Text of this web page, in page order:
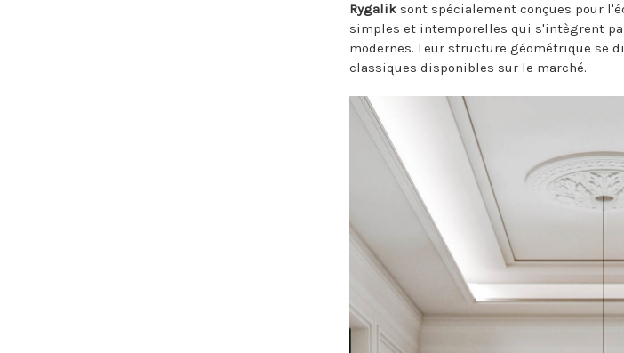
Rygalik sont spécialement conçues pour
simples et intemporelles qui s'intègrent
modernes. Leur structure géométrique se
classiques disponibles sur le marché.